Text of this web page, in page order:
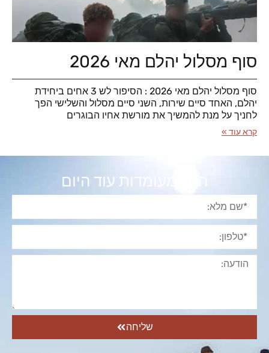
סוף מסלול יהלם מאי 2026
סוף מסלול יהלם מאי 2026 : הסיפור לש 3 אחים ביחידת
יהלם, האחד סיים שירות, השני סיים מסלול והשלישי הפך
לחניך על מנת להמשיך את מורשת אחיו הבוגרים
קרא עוד »
הגש מעומדות עוד היום
שליחה